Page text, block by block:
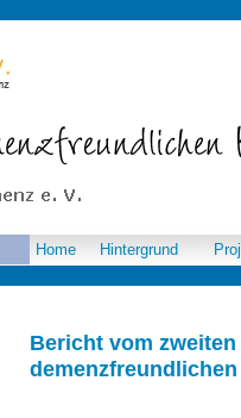
Bericht vom
Home Hintergrund